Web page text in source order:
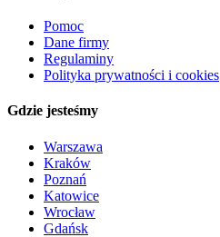
Pomoc
Dane firmy
Regulaminy
Polityka prywatności i cookies
Gdzie jesteśmy
Warszawa
Kraków
Poznań
Katowice
Wrocław
Gdańsk